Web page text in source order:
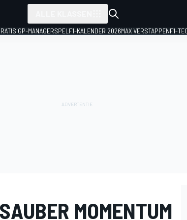
GP-MANAGERSPEL F1-KALENDER 2026MAX VERSTAPPENF1-
MOMENTUM